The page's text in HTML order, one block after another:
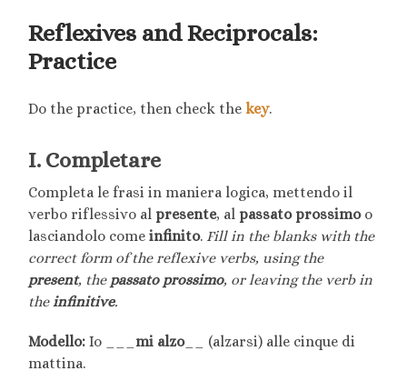
Reflexives and Reciprocals:
Practice
Do the practice, then check the key.
I. Completare
Completa le frasi in maniera logica, mettendo il
verbo riflessivo al presente, al passato prossimoo
lasciandolo comeinfinito. Fill in the blanks with the
correct form of the reflexive verbs, using the
present, the passato prossimo, or leaving the verb in
the infinitive.
Modello: Io ___ mi alzo__ (alzarsi) alle cinque di
mattina.